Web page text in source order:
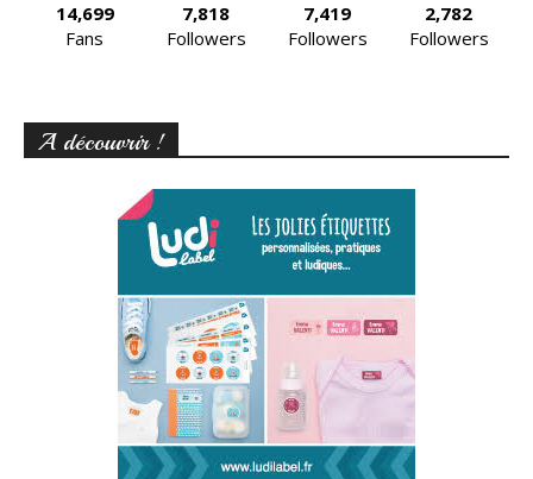
14,699
Fans
7,818
Followers
7,419
Followers
2,782
Followers
A découvrir !